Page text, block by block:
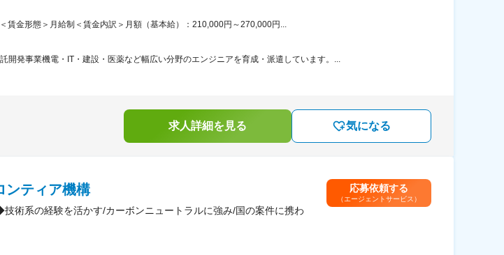
賃金形態＞月給制＜賃金内訳＞月額（基本給）：210,000円～270,000円...
開発事業機電・IT・建設・医薬など幅広い分野のエンジニアを育成・派遣しています。...
求人詳細を見る 気になる
ンティア機構
術系の経験を活かす/カーボンニュートラルに強み/国の案件に携わ
応募依頼する
（エージェントサービス）